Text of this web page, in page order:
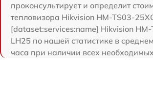
проконсультирует и определит
тепловизора Hikvision HM-TS03-
[dataset:services:name] Hikvision
LH25 по нашей статистике в
часа при наличии всех